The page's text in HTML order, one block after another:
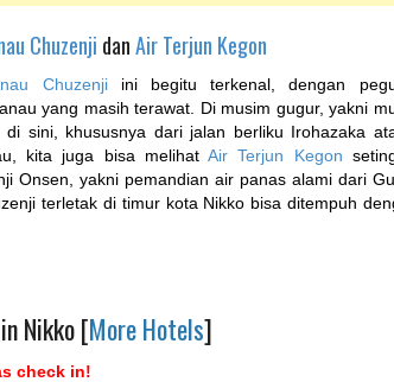
Chuzenji danAir Terjun Kegon
Chuzenjiini begitu terkenal, dengan
yang masih terawat. Di musim gugur, yakni
di sini, khususnya dari jalan berliku Irohazaka
kita juga bisa melihatAir Terjun Kegon
Onsen, yakni pemandian air panas alami dari
terletak di timur kota Nikko bisa ditempuh
Nikko [More Hotels]
check in!